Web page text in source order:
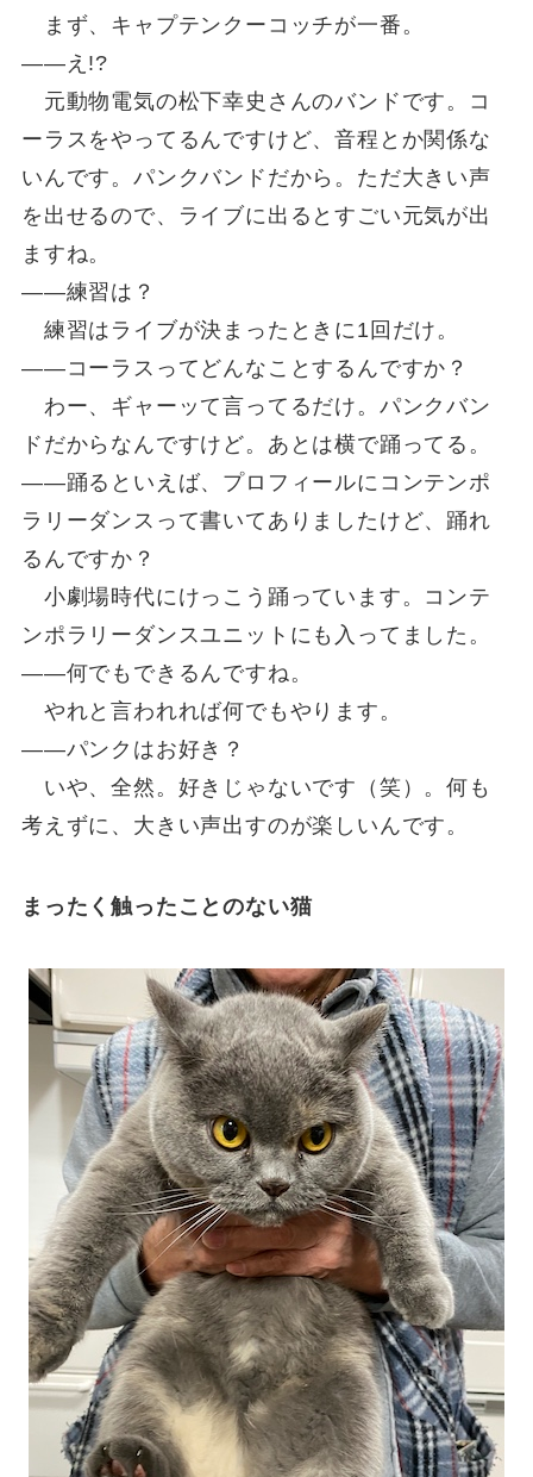
まず、キャプテンクーコッチが一番。
――え!?
元動物電気の松下幸史さんのバンドです。コ
ーラスをやってるんですけど、音程とか関係な
いんです。パンクバンドだから。ただ大きい声
を出せるので、ライブに出るとすごい元気が出
ますね。
――練習は？
練習はライブが決まったときに1回だけ。
――コーラスってどんなことするんですか？
わー、ギャーッて言ってるだけ。パンクバン
ドだからなんですけど。あとは横で踊ってる。
――踊るといえば、プロフィールにコンテンポ
ラリーダンスって書いてありましたけど、踊れ
るんですか？
小劇場時代にけっこう踊っています。コンテ
ンポラリーダンスユニットにも入ってました。
――何でもできるんですね。
やれと言われれば何でもやります。
――パンクはお好き？
いや、全然。好きじゃないです（笑）。何も
考えずに、大きい声出すのが楽しいんです。
まったく触ったことのない猫